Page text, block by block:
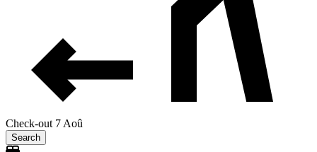
Check-out 7 Aoû
Search